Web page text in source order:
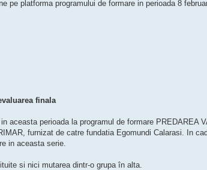
pe platforma programului de formare in perioada 8
finala
aceasta perioada la programul de formare PREDAREA
furnizat de catre fundatia Egomundi Calarasi. In
in aceasta serie.
si nici mutarea dintr-o grupa în alta.